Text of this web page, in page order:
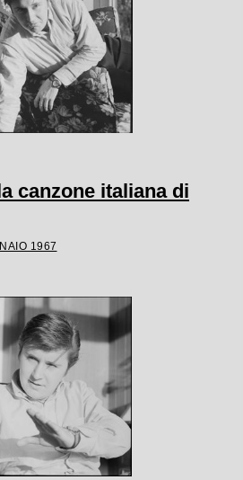
canzone italiana di
1967